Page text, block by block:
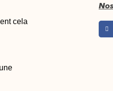
cela